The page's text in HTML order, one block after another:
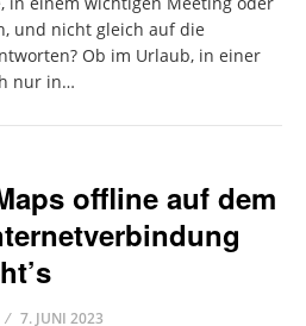
und nicht gleich auf die
Ob im Urlaub, in einer
nur in…
offline auf dem
7. JUNI 2023